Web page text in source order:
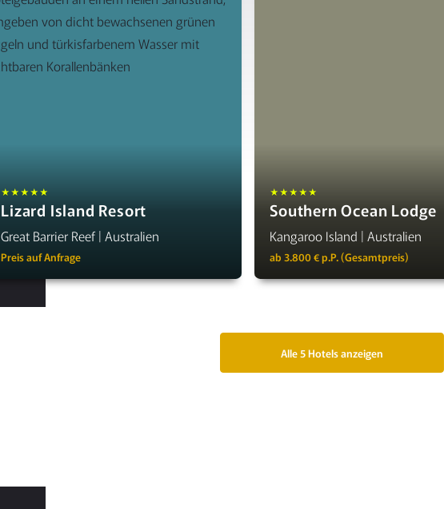
★★★★★
Lizard Island Resort
Great Barrier Reef | Australien
Preis auf Anfrage
★★★★★
Southern Ocean Lodge
Kangaroo Island | Australien
ab 3.800 € p.P. (Gesamtpreis)
Alle 5 Hotels anzeigen